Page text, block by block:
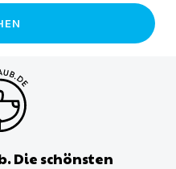
Die schönsten